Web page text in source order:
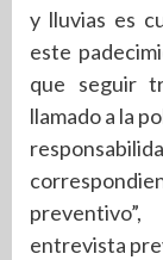
y lluvias es
este
que seguir
llamado a la
entrevista